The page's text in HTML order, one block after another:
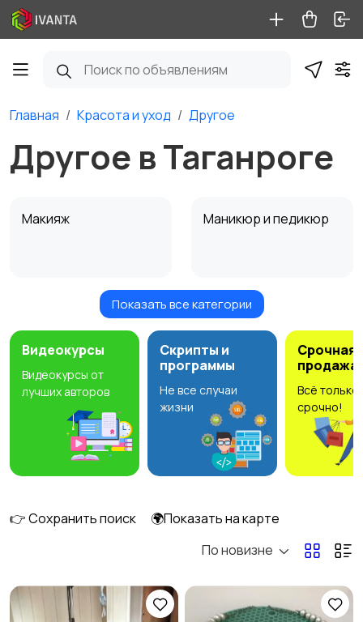
Главная Красота и уход Другое
Другое в Таганроге
Макияж Маникюр и педикюр
Товары для здоровья Парфюмерия
Стрижка и удаление
Уход за волосами
Тату и татуаж Солярии и загар
Показать все категории
Видеокурсы
Видеокурсы от
лучших авторов
Скрипты и
программы
Не все случаи
жизни
Срочная
продажа
Всё только
срочно!
👉 Сохранить поиск
🌍Показать на карте
По новизне